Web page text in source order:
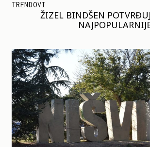
TRENDOVI
ŽIZEL BINDŠEN